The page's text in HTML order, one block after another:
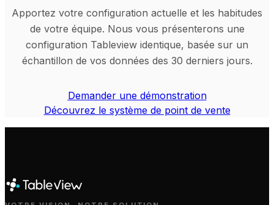
Apportez votre configuration actuelle et les habitudes
de votre équipe. Nous vous présenterons une
configuration Tableview identique, basée sur un
échantillon de vos données des 30 derniers jours.
Demander une démonstration
Découvrez le système de point de vente